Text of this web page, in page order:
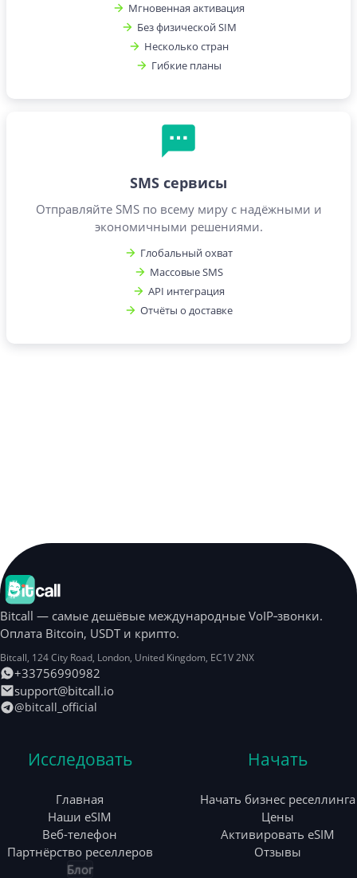
Мгновенная активация
Без физической SIM
Несколько стран
Гибкие планы
SMS сервисы
Отправляйте SMS по всему миру с надёжными и
экономичными решениями.
Глобальный охват
Массовые SMS
API интеграция
Отчёты о доставке
Bitcall — самые дешёвые международные VoIP‑звонки.
Оплата Bitcoin, USDT и крипто.
Bitcall, 124 City Road, London, United Kingdom, EC1V 2NX
+33756990982
support@bitcall.io
@bitcall_official
Исследовать
Главная
Наши eSIM
Веб-телефон
Партнёрство реселлеров
Блог
Начать
Начать бизнес реселлинга
Цены
Активировать eSIM
Отзывы